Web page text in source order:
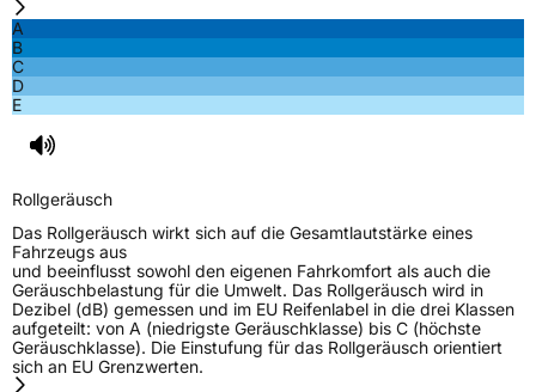
A
B
C
D
E
Rollgeräusch
Das Rollgeräusch wirkt sich auf die Gesamtlautstärke eines
Fahrzeugs aus
und beeinflusst sowohl den eigenen Fahrkomfort als auch die
Geräuschbelastung für die Umwelt. Das Rollgeräusch wird in
Dezibel (dB) gemessen und im EU Reifenlabel in die drei Klassen
aufgeteilt: von A (niedrigste Geräuschklasse) bis C (höchste
Geräuschklasse). Die Einstufung für das Rollgeräusch orientiert
sich an EU Grenzwerten.